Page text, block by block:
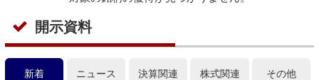
開示資料
新着 ニュース 決算関連 株式関連 その他